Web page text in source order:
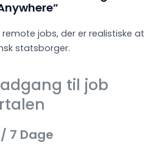
jobs, der er realistiske at
statsborger.
til job
/ 7 Dage